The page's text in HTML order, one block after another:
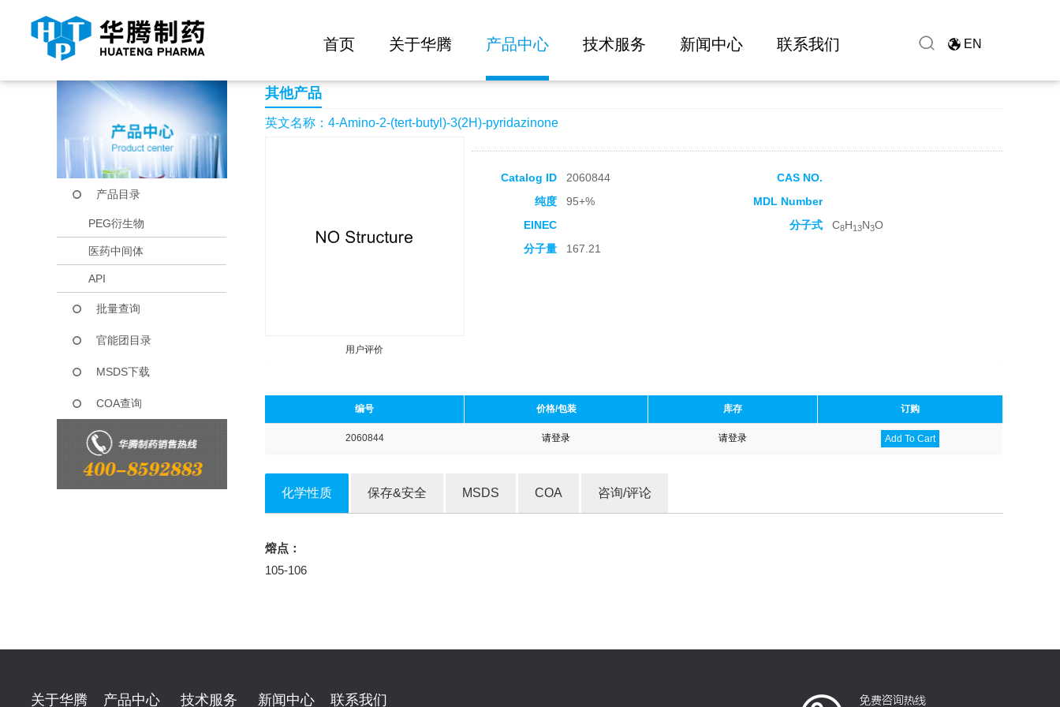
首页 关于华腾 产品中心 技术服务 新闻中心 联系我们 EN
当前位置： 首页 产品中心 4-Amino-2-(tert-butyl)-3(2H)-pyridazinone
产品目录
PEG衍生物
医药中间体
API
批量查询
官能团目录
MSDS下载
COA查询
其他产品
英文名称：4-Amino-2-(tert-butyl)-3(2H)-pyridazinone
用户评价
Catalog ID 2060844
CAS NO.
纯度
95+%
MDL Number
EINEC
分子式 C8H13N3O
分子量
167.21
编号 价格/包装 库存 订购
2060844 请登录 请登录 Add To Cart
化学性质 保存&安全 MSDS COA 咨询/评论
熔点：
105-106
关于华腾 产品中心 技术服务 新闻中心 联系我们